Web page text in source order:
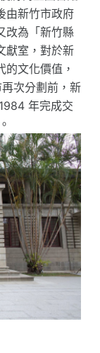
由新竹市政府
改為「新竹縣
獻室，對於新
文化價值，
次分劃前，新
年完成交